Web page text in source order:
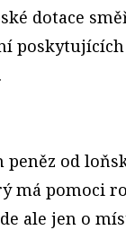
dotace
peněz od
má pomoci
ale jen o